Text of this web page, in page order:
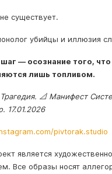
существует.
убийцы и иллюзия
— осознание того,
лишь топливом.
Трагедия. 📐 Манифест
17.01.2026
pivtorak.studio
является
Все образы носят